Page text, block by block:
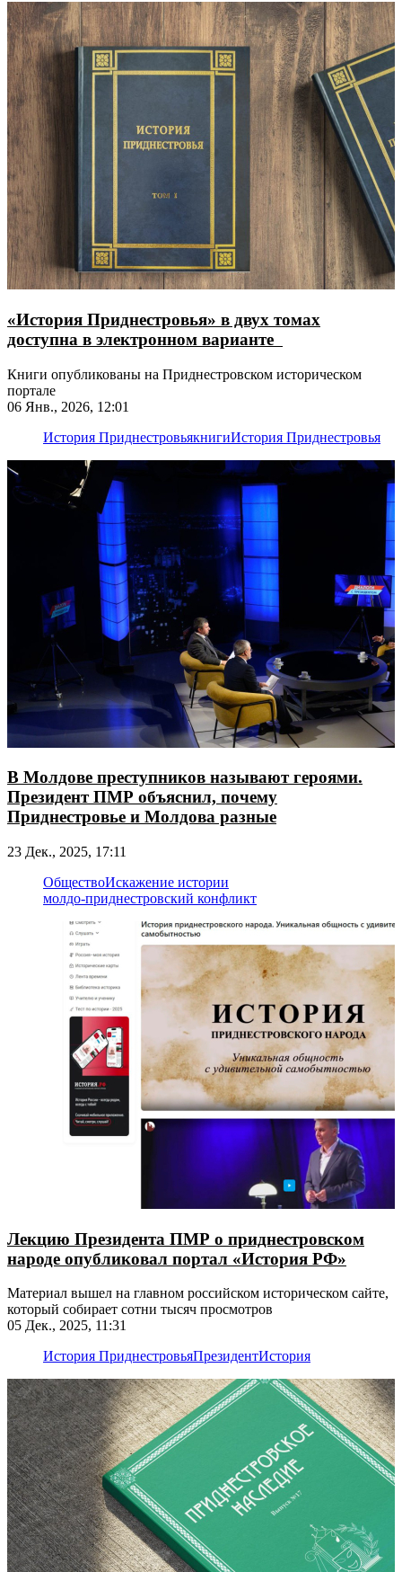
«История Приднестровья» в двух томах
доступна в электронном варианте
Книги опубликованы на Приднестровском историческом
портале
06 Янв., 2026, 12:01
История ПриднестровьякнигиИстория Приднестровья
В Молдове преступников называют героями.
Президент ПМР объяснил, почему
Приднестровье и Молдова разные
23 Дек., 2025, 17:11
ОбществоИскажение истории
молдо-приднестровский конфликт
Лекцию Президента ПМР о приднестровском
народе опубликовал портал «История РФ»
Материал вышел на главном российском историческом сайте,
который собирает сотни тысяч просмотров
05 Дек., 2025, 11:31
История ПриднестровьяПрезидентИстория